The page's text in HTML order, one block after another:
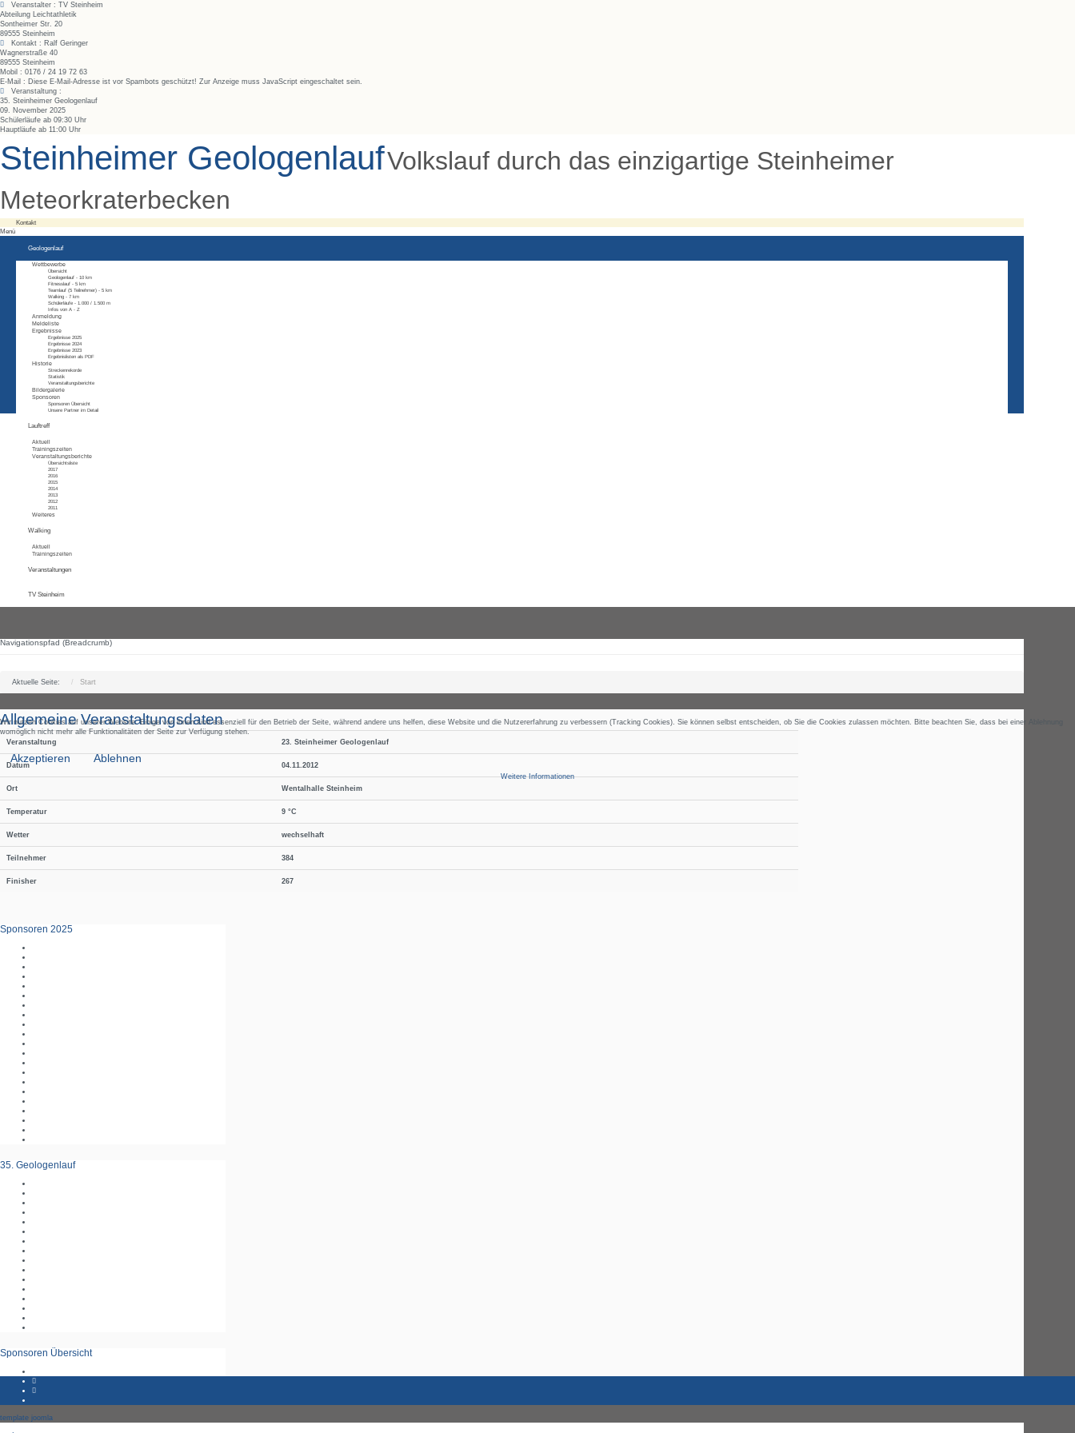
Veranstalter : TV Steinheim
Abteilung Leichtathletik
Sontheimer Str. 20
89555 Steinheim
Kontakt : Ralf Geringer
Wagnerstraße 40
89555 Steinheim
Mobil : 0176 / 24 19 72 63
E-Mail : Diese E-Mail-Adresse ist vor Spambots geschützt! Zur Anzeige muss JavaScript eingeschaltet sein.
Veranstaltung :
35. Steinheimer Geologenlauf
09. November 2025
Schülerläufe ab 09:30 Uhr
Hauptläufe ab 11:00 Uhr
Steinheimer GeologenlaufVolkslauf durch das einzigartige Steinheimer
Meteorkraterbecken
Kontakt
Menü
Geologenlauf
Wettbewerbe
Übersicht
Geologenlauf - 10 km
Fitnesslauf - 5 km
Teamlauf (5 Teilnehmer) - 5 km
Walking - 7 km
Schülerläufe - 1.000 / 1.500 m
Infos von A - Z
Anmeldung
Meldeliste
Ergebnisse
Ergebnisse 2025
Ergebnisse 2024
Ergebnisse 2023
Ergebnislisten als PDF
Historie
Streckenrekorde
Statistik
Veranstaltungsberichte
Bildergalerie
Sponsoren
Sponsoren Übersicht
Unsere Partner im Detail
Lauftreff
Aktuell
Trainingszeiten
Veranstaltungsberichte
Übersichtsliste
2017
2016
2015
2014
2013
2012
2011
Weiteres
Walking
Aktuell
Trainingszeiten
Veranstaltungen
TV Steinheim
Navigationspfad (Breadcrumb)
Aktuelle Seite: Start
Allgemeine Veranstaltungsdaten
Veranstaltung 23. Steinheimer Geologenlauf
Datum 04.11.2012
Ort Wentalhalle Steinheim
Temperatur 9 °C
Wetter wechselhaft
Teilnehmer 384
Finisher 267
Sponsoren 2025
35. Geologenlauf
Sponsoren Übersicht
template joomla
Wir nutzen Cookies auf unserer Website. Einige von ihnen sind essenziell für den Betrieb der Seite, während andere uns helfen, diese Website und die Nutzererfahrung zu verbessern (Tracking Cookies). Sie können selbst entscheiden, ob Sie die Cookies zulassen möchten. Bitte beachten Sie, dass bei einer Ablehnung
womöglich nicht mehr alle Funktionalitäten der Seite zur Verfügung stehen.
Akzeptieren Ablehnen
Weitere Informationen